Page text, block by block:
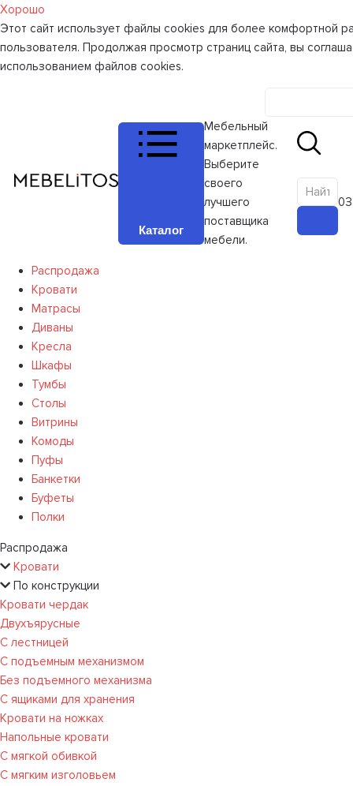
Хорошо
Этот сайт использует файлы cookies для более комфортной
пользователя. Продолжая просмотр страниц сайта, вы
использованием файлов cookies.
Каталог
Мебельный
маркетплейс.
Выберите
своего
лучшего
поставщика
мебели.
0
Распродажа
Кровати
Матрасы
Диваны
Кресла
Шкафы
Тумбы
Столы
Витрины
Комоды
Пуфы
Банкетки
Буфеты
Полки
Распродажа
Кровати
По конструкции
Кровати чердак
Двухъярусные
С лестницей
С подъемным механизмом
Без подъемного механизма
С ящиками для хранения
Кровати на ножках
Напольные кровати
С мягкой обивкой
С мягким изголовьем